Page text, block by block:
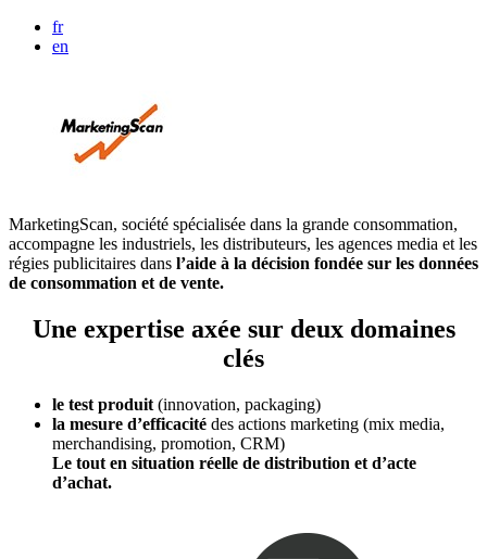
fr
en
MarketingScan, société spécialisée dans la grande consommation,
accompagne les industriels, les distributeurs, les agences media et les
régies publicitaires dans l’aide à la décision fondée sur les données
de consommation et de vente.
Une expertise axée sur deux domaines
clés
le test produit (innovation, packaging)
la mesure d’efficacité des actions marketing (mix media,
merchandising, promotion, CRM)
Le tout en situation réelle de distribution et d’acte
d’achat.